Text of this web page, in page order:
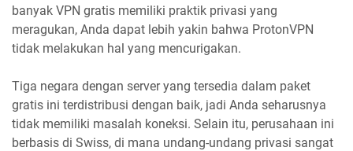
banyak VPN gratis memiliki praktik privasi yang
meragukan, Anda dapat lebih yakin bahwa ProtonVPN
tidak melakukan hal yang mencurigakan.
Tiga negara dengan server yang tersedia dalam paket
gratis ini terdistribusi dengan baik, jadi Anda seharusnya
tidak memiliki masalah koneksi. Selain itu, perusahaan ini
berbasis di Swiss, di mana undang-undang privasi sangat